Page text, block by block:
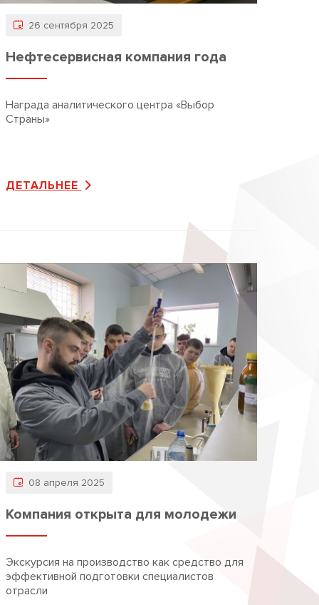
26 сентября 2025
Нефтесервисная компания года
Награда аналитического центра «Выбор
Страны»
ДЕТАЛЬНЕЕ
08 апреля 2025
Компания открыта для молодежи
Экскурсия на производство как средство для
эффективной подготовки специалистов
отрасли